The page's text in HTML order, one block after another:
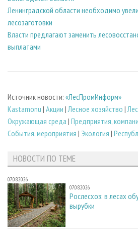
Ленинградской области необходимо
лесозаготовки
Власти предлагают заменить
выплатами
Источник новости: «ЛесПромИнформ»
Kastamonu | Акции | Лесное хозяйство |
Окружающая среда | Предприятия,
События, мероприятия | Экология |
НОВОСТИ ПО ТЕМЕ
07.08.2026
07.08.2026
Рослесхоз: в лесах
вырубки